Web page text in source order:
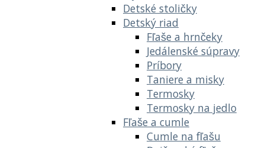
Detské stoličky
Detský riad
Fľaše a hrnčeky
Jedálenské súpravy
Príbory
Taniere a misky
Termosky
Termosky na jedlo
Fľaše a cumle
Cumle na fľašu